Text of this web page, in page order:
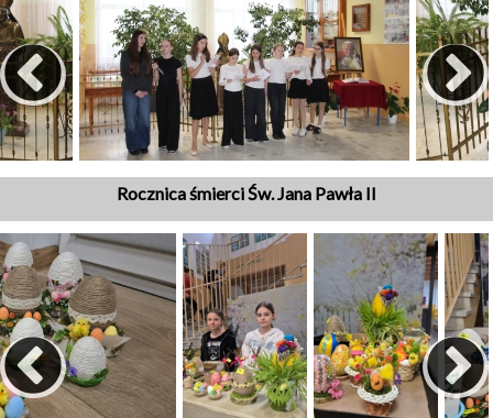
Rocznica śmierci Św. Jana Pawła II